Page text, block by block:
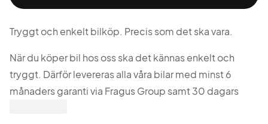
Tryggt och enkelt bilköp. Precis som det ska vara.
När du köper bil hos oss ska det kännas enkelt och
tryggt. Därför levereras alla våra bilar med minst 6
månaders garanti via Fragus Group samt 30 dagars